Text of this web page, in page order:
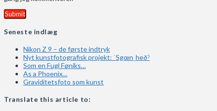
Seneste indlæg
Nikon Z 9 – de første indtryk
Nyt kunstfotografisk projekt: ˈSgœnˌheðˀ
Som en Fugl Føniks…
As a Phoenix…
Graviditetsfoto som kunst
Translate this article to: